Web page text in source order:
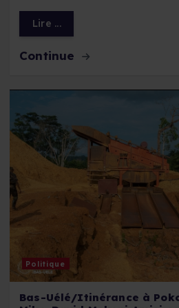
Lire ...
Continue
Politique
Bas-Uélé/Itinérance à